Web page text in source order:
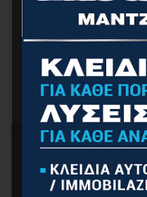
BORMANN Pro
260g/m2
24.00€